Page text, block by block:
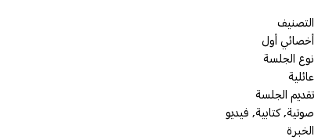
التصنيف
أخصائي أول
نوع الجلسة
عائلية
تقديم الجلسة
صوتية, كتابية, فيديو
الخبرة